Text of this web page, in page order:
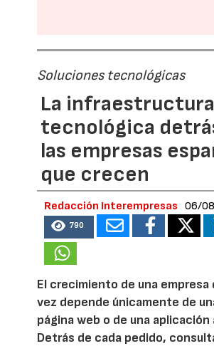
Soluciones tecnológicas
La infraestructura
tecnológica
las empresas
que crecen
Redacción Interempresas 06/
790
El crecimiento de una empresa
vez depende únicamente de
página web o de una
Detrás de cada pedido,